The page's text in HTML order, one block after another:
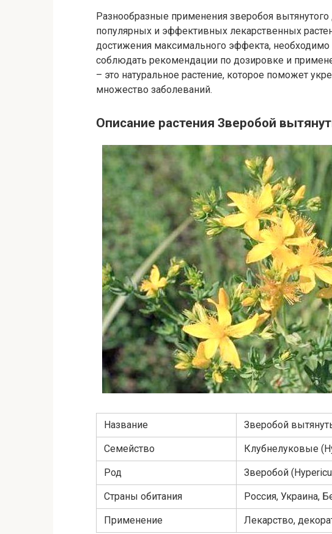
Разнообразные применения зверобоя
популярных и эффективных лекарственных
достижения максимального эффекта, необходимо
соблюдать рекомендации по дозировке и
– это натуральное растение, которое поможет
множество заболеваний.
Описание растения Зверобой
Название Зверобой
Семейство Клубнелуковые
Род Зверобой
Страны обитания Россия, Украина,
Применение Лекарство,